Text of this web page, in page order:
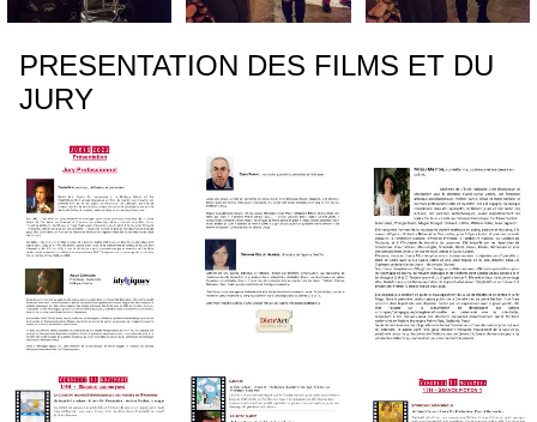
PRESENTATION DES FILMS ET DU
JURY